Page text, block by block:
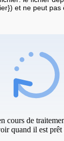
et ne peut pas
cours de
quand il est prêt